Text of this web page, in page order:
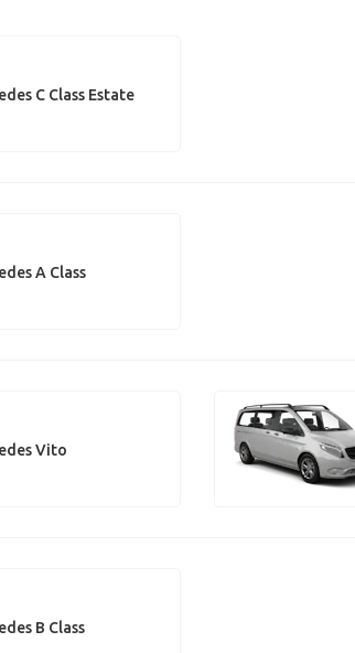
C Class Estate
A Class
Vito
B Class